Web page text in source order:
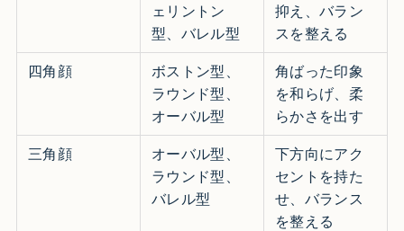
ェリントン
型、バレル型
抑え、バラン
スを整える
四角顔
ボストン型、
ラウンド型、
オーバル型
角ばった印象
を和らげ、柔
らかさを出す
三角顔
オーバル型、
ラウンド型、
バレル型
下方向にアク
セントを持た
せ、バランス
を整える